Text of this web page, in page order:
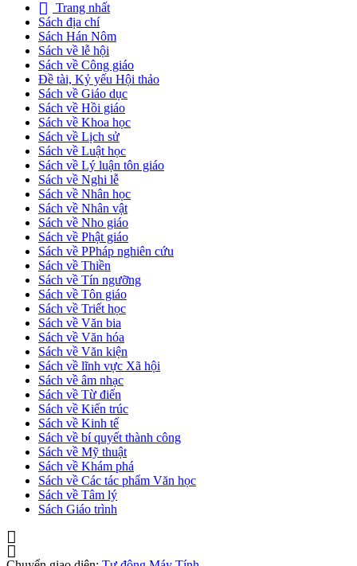
Trang nhất
Sách địa chí
Sách Hán Nôm
Sách về lễ hội
Sách về Công giáo
Đề tài, Kỷ yếu Hội thảo
Sách về Giáo dục
Sách về Hồi giáo
Sách về Khoa học
Sách về Lịch sử
Sách về Luật học
Sách về Lý luận tôn giáo
Sách về Nghi lễ
Sách về Nhân học
Sách về Nhân vật
Sách về Nho giáo
Sách về Phật giáo
Sách về PPháp nghiên cứu
Sách về Thiền
Sách về Tín ngưỡng
Sách về Tôn giáo
Sách về Triết học
Sách về Văn bia
Sách về Văn hóa
Sách về Văn kiện
Sách về lĩnh vực Xã hội
Sách về âm nhạc
Sách về Từ điển
Sách về Kiến trúc
Sách về Kinh tế
Sách về bí quyết thành công
Sách về Mỹ thuật
Sách về Khám phá
Sách về Các tác phẩm Văn học
Sách về Tâm lý
Sách Giáo trình